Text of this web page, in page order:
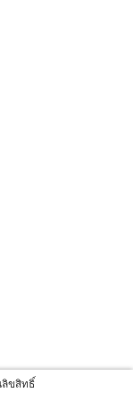
ลิขสิทธิ์